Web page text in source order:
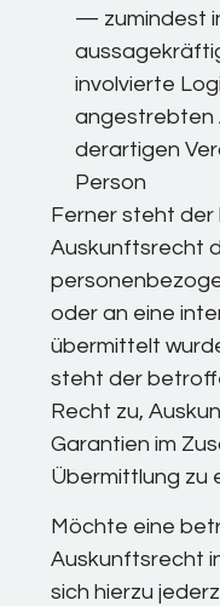
— zumindest
involvierte
angestrebten
derartigen
Person
Ferner steht
Auskunftsrecht
oder an eine
übermittelt
steht der
Recht zu,
Garantien im
Übermittlung zu
Möchte eine
Auskunftsrecht
sich hierzu